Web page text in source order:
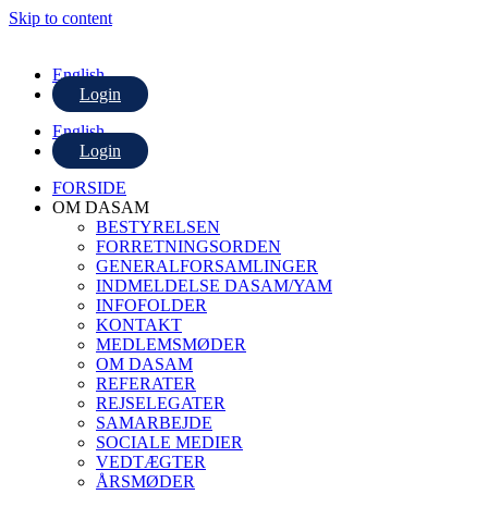
Skip to content
English
Login
English
Login
FORSIDE
OM DASAM
BESTYRELSEN
FORRETNINGSORDEN
GENERALFORSAMLINGER
INDMELDELSE DASAM/YAM
INFOFOLDER
KONTAKT
MEDLEMSMØDER
OM DASAM
REFERATER
REJSELEGATER
SAMARBEJDE
SOCIALE MEDIER
VEDTÆGTER
ÅRSMØDER